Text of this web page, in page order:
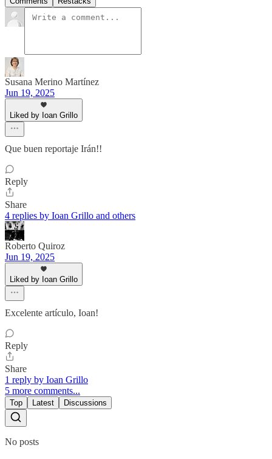
Susana Merino Martínez
Jun 19, 2025
Liked by Ioan Grillo
Que buen reportaje Irán!!
Reply
Share
4 replies by Ioan Grillo and others
Roberto Quiroz
Jun 19, 2025
Liked by Ioan Grillo
Excelente artículo, Ioan!
Reply
Share
1 reply by Ioan Grillo
5 more comments...
Top Latest Discussions
No posts